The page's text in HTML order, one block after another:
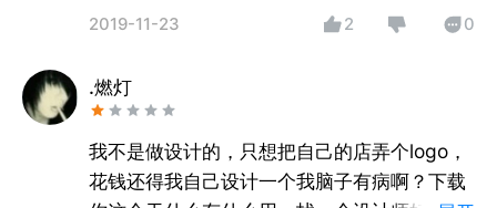
了其中我最喜欢的一种图案，竟然进入了前
起来了。
2019-11-23 2 0
.燃灯
我不是做设计的，只想把自己的店弄个logo，
花钱还得我自己设计一个我脑子有病啊？下载